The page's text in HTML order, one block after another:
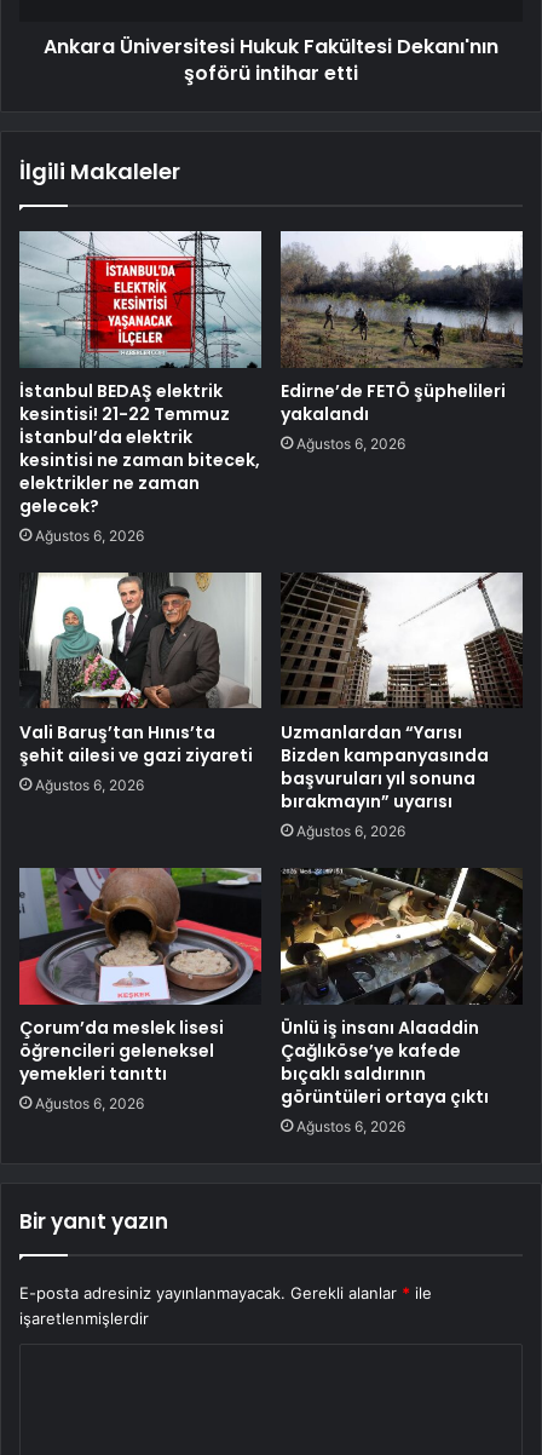
Ankara Üniversitesi Hukuk Fakültesi Dekanı'nın
şoförü intihar etti
İlgili Makaleler
İstanbul BEDAŞ elektrik
kesintisi! 21-22 Temmuz
İstanbul’da elektrik
kesintisi ne zaman bitecek,
elektrikler ne zaman
gelecek?
Ağustos 6, 2026
Edirne’de FETÖ şüphelileri
yakalandı
Ağustos 6, 2026
Vali Baruş’tan Hınıs’ta
şehit ailesi ve gazi ziyareti
Ağustos 6, 2026
Uzmanlardan “Yarısı
Bizden kampanyasında
başvuruları yıl sonuna
bırakmayın” uyarısı
Ağustos 6, 2026
Çorum’da meslek lisesi
öğrencileri geleneksel
yemekleri tanıttı
Ağustos 6, 2026
Ünlü iş insanı Alaaddin
Çağlıköse’ye kafede
bıçaklı saldırının
görüntüleri ortaya çıktı
Ağustos 6, 2026
Bir yanıt yazın
E-posta adresiniz yayınlanmayacak. Gerekli alanlar * ile
işaretlenmişlerdir